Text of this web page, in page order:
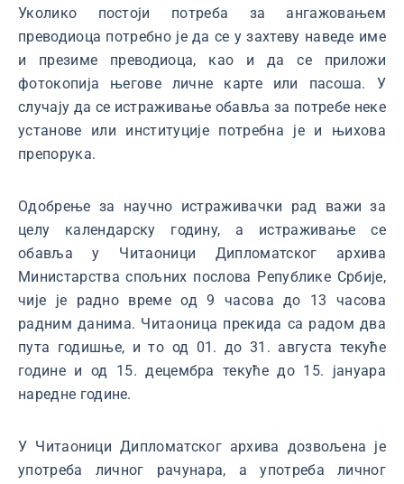
Уколико постоји потреба за ангажовањем
преводиоца потребно је да се у захтеву наведе име
и презиме преводиоца, као и да се приложи
фотокопија његове личне карте или пасоша. У
случају да се истраживање обавља за потребе неке
установе или институције потребна је и њихова
препорука.
Одобрење за научно истраживачки рад важи за
целу календарску годину, а истраживање се
обавља у Читаоници Дипломатског архива
Министарства спољних послова Републике Србије,
чије је радно време од 9 часова до 13 часова
радним данима. Читаоница прекида са радом два
пута годишње, и то од 01. до 31. августа текуће
године и од 15. децембра текуће до 15. јануара
наредне године.
У Читаоници Дипломатског архива дозвољена је
употреба личног рачунара, а употреба личног